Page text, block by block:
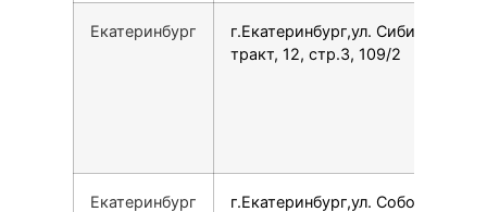
Екатеринбург
г.Екатеринбург,ул. Сибирский
тракт, 12, стр.3, 109/2
Екатеринбург г.Екатеринбург,ул. Соболева, 5